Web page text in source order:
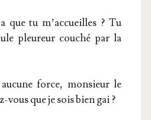
que tu m’accueilles ? Tu
pleu­reur cou­ché par la
force, mon­sieur le
vous que je sois bien gai ?